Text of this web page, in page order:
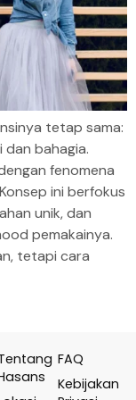
tetap sama:
bahagia.
fenomena
ini berfokus
unik, dan
pemakainya.
tetapi cara
FAQ
Kebijakan